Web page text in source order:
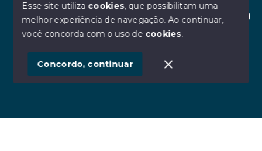
© Copyright 2026 - RR Andrade Imóveis - Todos os
SITE PARA IMOBILIARIA
Olá! Estamos disponíveis para te ajudar.
Esse site utiliza cookies, que possibilitam uma
melhor experiência de navegação.Ao continuar,
você concorda com o uso de cookies.
Concordo, continuar